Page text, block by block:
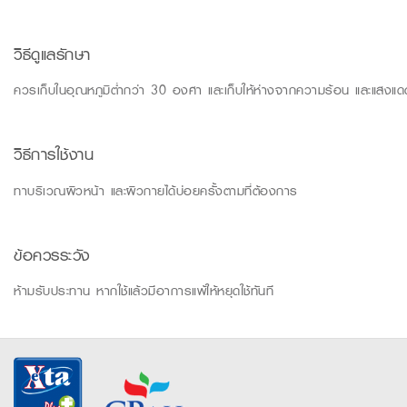
วิธีดูแลรักษา
ควรเก็บในอุณหภูมิต่ำกว่า 30 องศา และเก็บให้ห่างจากความร้อน และแสงแ
วิธีการใช้งาน
ทาบริเวณผิวหน้า และผิวกายได้บ่อยครั้งตามที่ต้องการ
ข้อควรระวัง
ห้ามรับประทาน หากใช้แล้วมีอาการแพ้ให้หยุดใช้ทันที